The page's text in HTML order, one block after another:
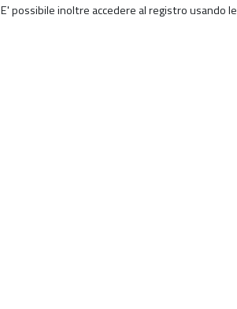
E' possibile inoltre accedere al registro usando le